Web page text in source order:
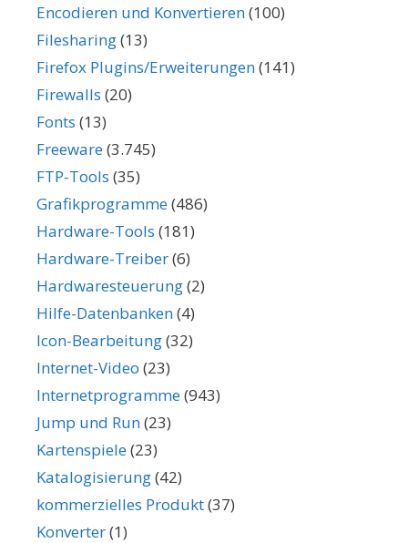
Encodieren und Konvertieren(100)
Filesharing(13)
Firefox Plugins/Erweiterungen(141)
Firewalls (20)
Fonts (13)
Freeware(3.745)
FTP-Tools (35)
Grafikprogramme(486)
Hardware-Tools (181)
Hardware-Treiber(6)
Hardwaresteuerung(2)
Hilfe-Datenbanken(4)
Icon-Bearbeitung(32)
Internet-Video (23)
Internetprogramme(943)
Jump und Run(23)
Kartenspiele(23)
Katalogisierung(42)
kommerzielles Produkt(37)
Konverter(1)